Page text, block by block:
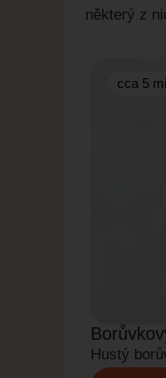
některý z
cca 5
Hustý